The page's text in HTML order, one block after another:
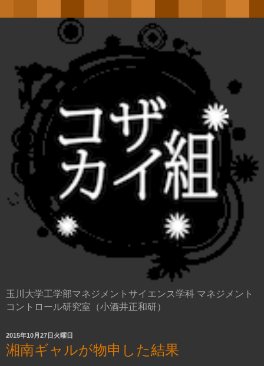
玉川大学工学部マネジメントサイエンス学科 マネジメント
コントロール研究室（小酒井正和研）
2015年10月27日火曜日
湘南ギャルが物申した結果